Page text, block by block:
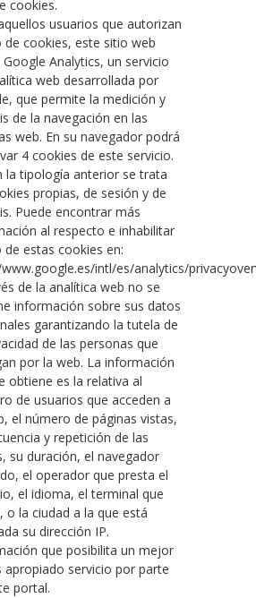
cookies.
usuarios que autorizan
de cookies, este sitio web
Analytics, un servicio
web desarrollada por
que permite la medición y
de la navegación en las
web. En su navegador podrá
4 cookies de este servicio.
la tipología anterior se trata
propias, de sesión y de
Puede encontrar más
al respecto e inhabilitar
de estas cookies en:
intl/es/analytics/
de la analítica web no se
información sobre sus datos
garantizando la tutela de
de las personas que
por la web. La información
obtiene es la relativa al
de usuarios que acceden a
el número de páginas vistas,
y repetición de las
su duración, el navegador
el operador que presta el
el idioma, el terminal que
o la ciudad a la que está
su dirección IP.
que posibilita un mejor
apropiado servicio por parte
portal.